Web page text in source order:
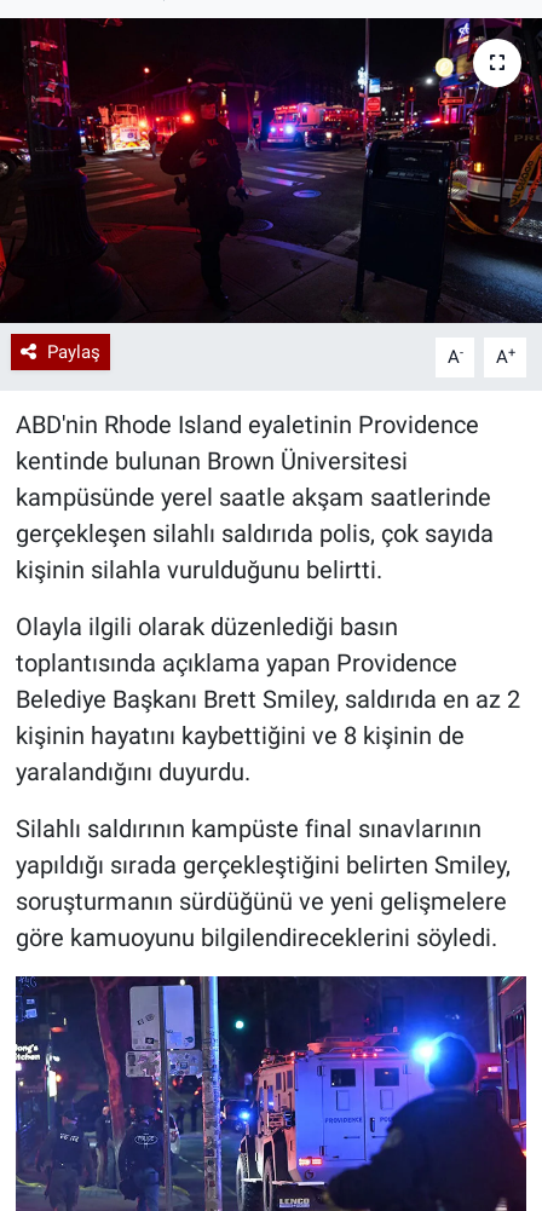
Paylaş A- A+
ABD'nin Rhode Island eyaletinin Providence
kentinde bulunan Brown Üniversitesi
kampüsünde yerel saatle akşam saatlerinde
gerçekleşen silahlı saldırıda polis, çok sayıda
kişinin silahla vurulduğunu belirtti.
Olayla ilgili olarak düzenlediği basın
toplantısında açıklama yapan Providence
Belediye Başkanı Brett Smiley, saldırıda en az 2
kişinin hayatını kaybettiğini ve 8 kişinin de
yaralandığını duyurdu.
Silahlı saldırının kampüste final sınavlarının
yapıldığı sırada gerçekleştiğini belirten Smiley,
soruşturmanın sürdüğünü ve yeni gelişmelere
göre kamuoyunu bilgilendireceklerini söyledi.
Kadın
Erişim Bilgileri
Sağlık
Teknoloji
Ramazan